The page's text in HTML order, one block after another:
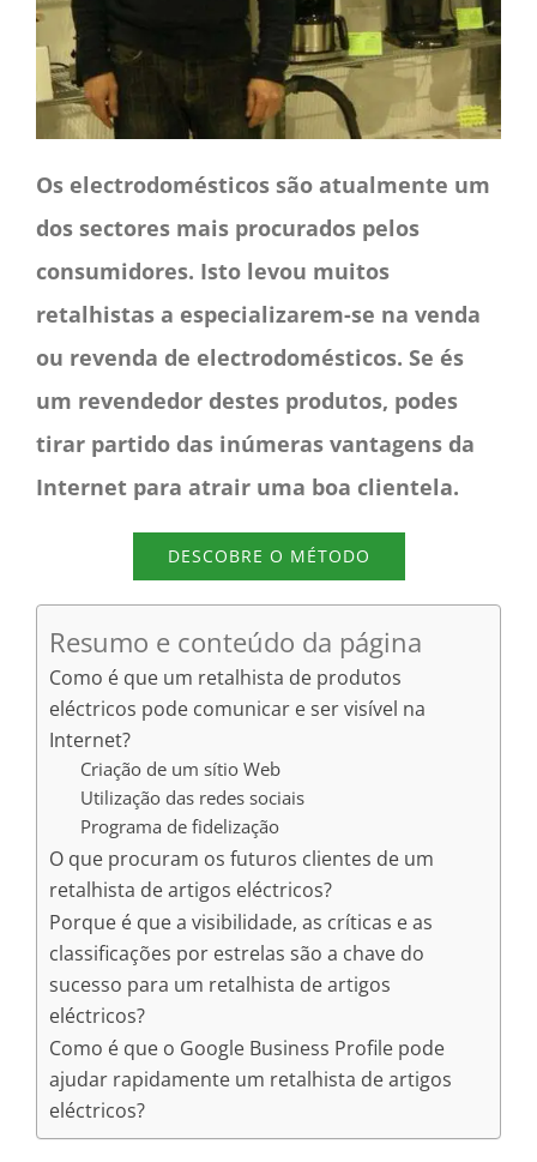
Os electrodomésticos são atualmente um
dos sectores mais procurados pelos
consumidores. Isto levou muitos
retalhistas a especializarem-se na venda
ou revenda de electrodomésticos. Se és
um revendedor destes produtos, podes
tirar partido das inúmeras vantagens da
Internet para atrair uma boa clientela.
DESCOBRE O MÉTODO
Resumo e conteúdo da página
Como é que um retalhista de produtos
eléctricos pode comunicar e ser visível na
Internet?
Criação de um sítio Web
Utilização das redes sociais
Programa de fidelização
O que procuram os futuros clientes de um
retalhista de artigos eléctricos?
Porque é que a visibilidade, as críticas e as
classificações por estrelas são a chave do
sucesso para um retalhista de artigos
eléctricos?
Como é que o Google Business Profile pode
ajudar rapidamente um retalhista de artigos
eléctricos?